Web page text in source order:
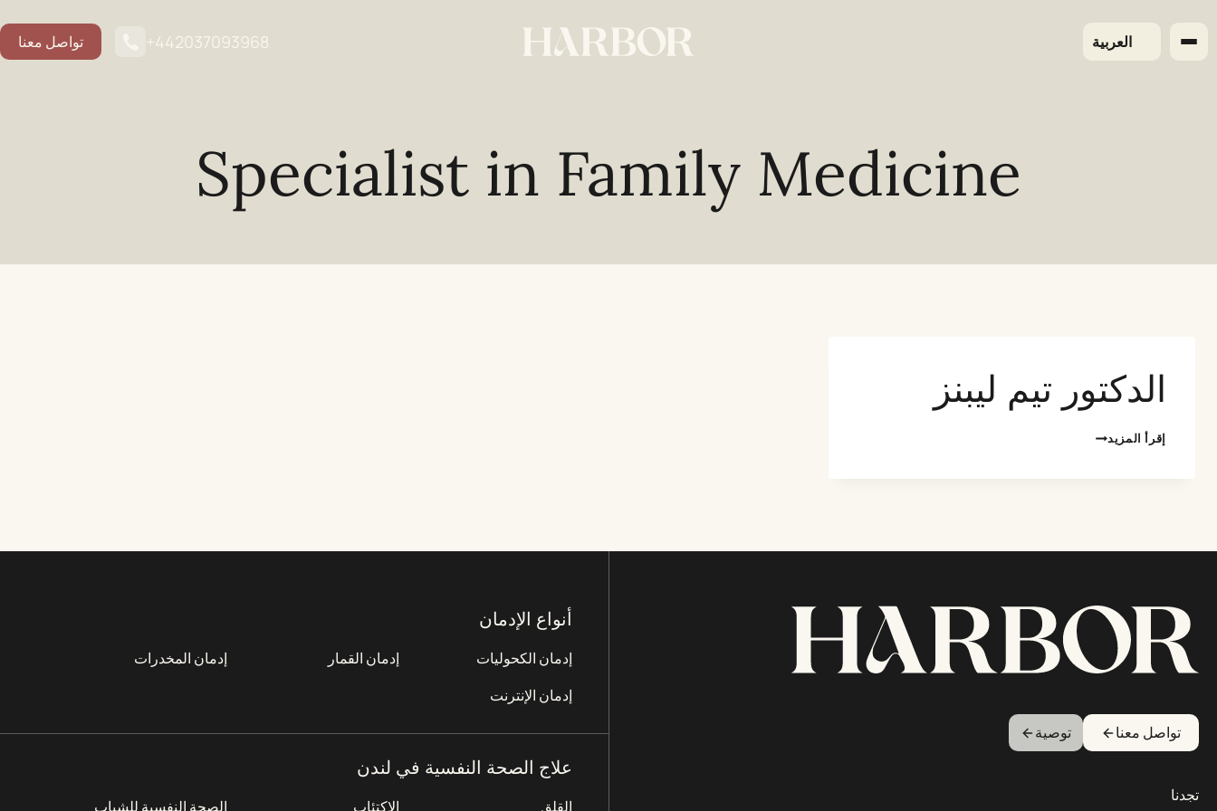
العربية +442037093968 تواصل معنا
Specialist in Family Medicine
الدكتور تيم ليبنز
إقرأ المزيدالدكتور
ليبنز
تواصل معنا توصية
تجدنا
أنواع الإدمان
إدمان الكحوليات إدمان القمار
إدمان المخدرات
إدمان الإنترنت
علاج الصحة النفسية في لندن
القلق الاكتئاب الصحة النفسية للشباب